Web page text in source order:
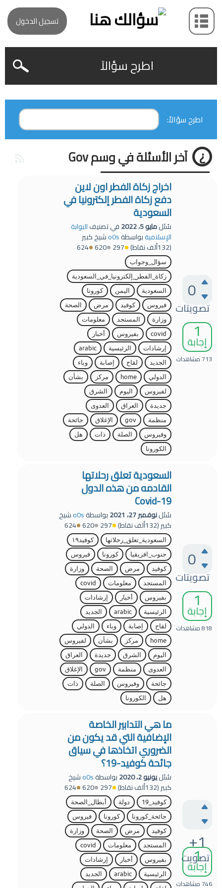
تسجيل الدخول
اطرح سؤالاً
اطرح سؤالاً:
آخر الأسئلة في وسم Gov
0
تصويتات
1
إجابة
713 مشاهدات
اخراج زكاة الفطر اون لاين
دفع زكاة الفطر إلكترونيا في
السعودية
سُئلمايو 5، 2022 في تصنيفالبوابة
الإسلاميةبواسطةo0sشيخ كبير
(132ألف نقاط) 297
620
624
سؤال_وجواب
زكاة_الفطر_إلكترونيا_في_السعودية
السعودية
اليمن
كورونا
فيروس
كوفيد مرض
الصحة
وزارة
المستجد
معلومات
covid
بفيروس
أخبار
إرشادات
الرئيسية
arabic
الجديد
لقاح إصابة
وباء
الدولي
home مركز
بشأن
لفيروس
اليوم
الشرق
جديدة
العراق
العدوى
منظمة
gov الإغلاق
جائحة
وفيروس
الصلة ذات
هل
الكورونا
0
تصويتات
1
إجابة
818مشاهدات
السعودية تعلق رحلاتها
القادمه من هذه الدول
Covid-19
سُئلنوفمبر 27، 2021 بواسطةo0sشيخ
كبير(132ألف نقاط) 297
620
624
السعودية_تعلق_رحلاتها
كوفيد١٩
جنوب_افريقيا
كورونا
فيروس
كوفيد
مرض الصحة
وزارة
المستجد
معلومات
covid
بفيروس
أخبار
إرشادات
الرئيسية
arabic
الجديد
لقاح
إصابة وباء
الدولي
home
مركز بشأن
لفيروس
اليوم
الشرق جديدة
العراق
العدوى
منظمة gov
الإغلاق
جائحة
وفيروس الصلة
ذات
هل
الكورونا
+1
تصويت
1
إجابة
746 مشاهدات
ما هي التدابير الخاصة
الإضافية التي قد يكون من
الضروري اتخاذها في سياق
جائحة كوفيد-19؟
سُئليونيو 2، 2020 بواسطةo0sشيخ
كبير(132ألف نقاط) 297
620
624
كوفيد_19 دولة
أبطال_الصحة
جائحة_كورونا
كورونا
فيروس
كوفيد
مرض الصحة
وزارة
المستجد
معلومات
covid
بفيروس
أخبار
إرشادات
الرئيسية
arabic
الجديد